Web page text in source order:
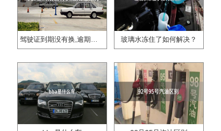
驾驶证到期没有换,逾期怎么办?? 玻璃水冻住了如何解决？